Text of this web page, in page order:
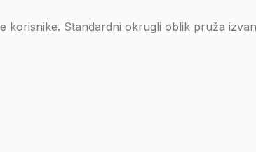
korisnike. Standardni okrugli oblik pruža